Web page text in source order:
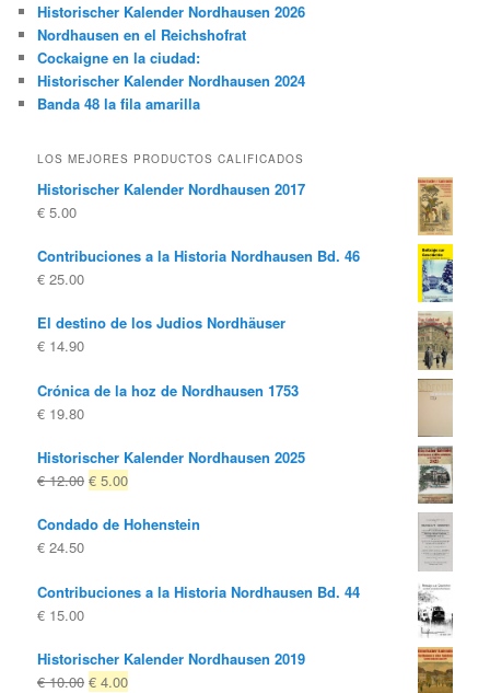
Historischer Kalender Nordhausen 2026
Nordhausen en el Reichshofrat
Cockaigne en la ciudad:
Historischer Kalender Nordhausen 2024
Banda 48 la fila amarilla
LOS MEJORES PRODUCTOS CALIFICADOS
Historischer Kalender Nordhausen 2017
€ 5.00
Contribuciones a la Historia Nordhausen Bd. 46
€ 25.00
El destino de los Judios Nordhäuser
€ 14.90
Crónica de la hoz de Nordhausen 1753
€ 19.80
Historischer Kalender Nordhausen 2025
€12.00 El
original
€ 5.00El
actual
Condado de Hohenstein
€ 24.50
Contribuciones a la Historia Nordhausen Bd. 44
€ 15.00
Historischer Kalender Nordhausen 2019
€10.00 El
€ 4.00El